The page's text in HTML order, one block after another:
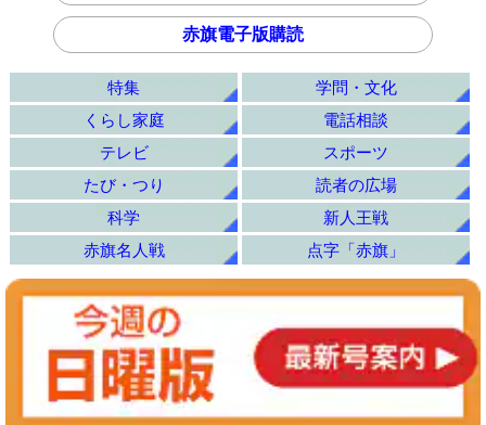
赤旗電子版購読
特集
学問・文化
くらし家庭
電話相談
テレビ
スポーツ
たび・つり
読者の広場
科学
新人王戦
赤旗名人戦
点字「赤旗」